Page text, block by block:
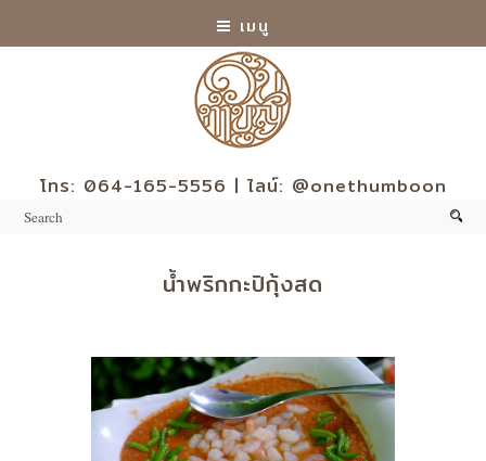
เมนู
โทร: 064-165-5556 | ไลน์: @onethumboon
น้ำพริกกะปิกุ้งสด